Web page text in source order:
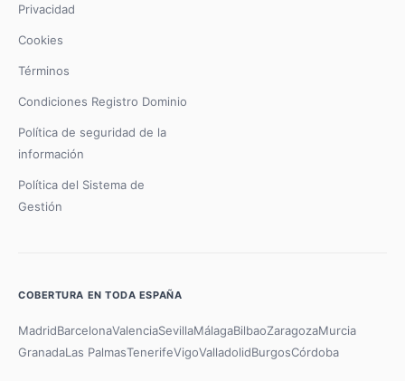
Privacidad
Cookies
Términos
Condiciones Registro Dominio
Política de seguridad de la
información
Política del Sistema de
Gestión
COBERTURA EN TODA ESPAÑA
MadridBarcelonaValenciaSevillaMálagaBilbaoZaragozaMurcia
GranadaLas PalmasTenerifeVigoValladolidBurgosCórdoba